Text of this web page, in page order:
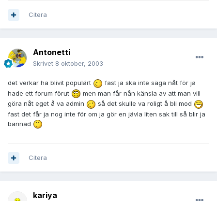
Citera
Antonetti
Skrivet 8 oktober, 2003
det verkar ha blivit populärt
fast ja ska inte säga nåt för ja
hade ett forum förut
men man får nån känsla av att man vill
göra nåt eget å va admin
så det skulle va roligt å bli mod
fast det får ja nog inte för om ja gör en jävla liten sak till så blir ja
bannad
Citera
kariya